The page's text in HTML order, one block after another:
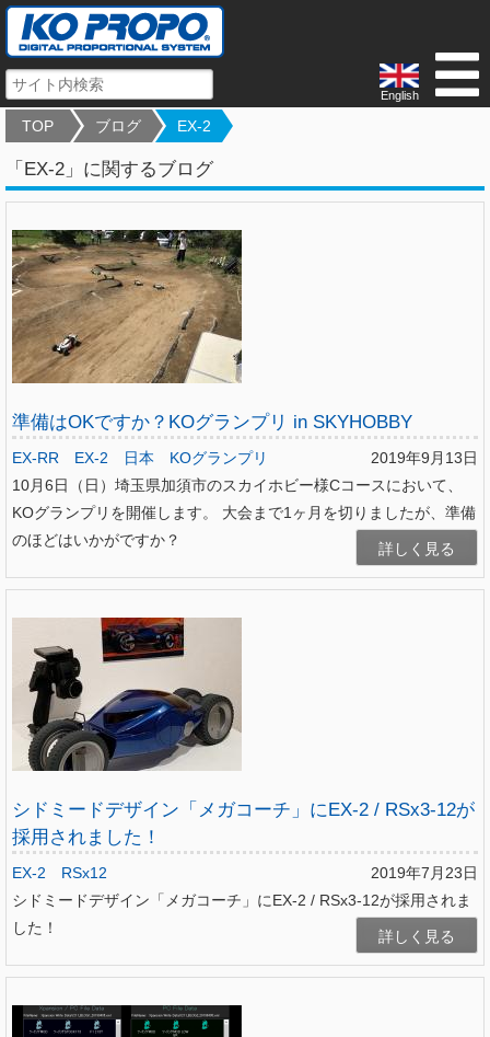
English
TOP ブログ EX-2
「EX-2」に関するブログ
準備はOKですか？KOグランプリ in SKYHOBBY
2019年9月13日
EX-RR EX-2 日本
KOグランプリ
10月6日（日）埼玉県加須市のスカイホビー様Cコースにおいて、
KOグランプリを開催します。 大会まで1ヶ月を切りましたが、準備
のほどはいかがですか？
詳しく見る
シドミードデザイン「メガコーチ」にEX-2 / RSx3-12が
採用されました！
2019年7月23日
EX-2
RSx12
シドミードデザイン「メガコーチ」にEX-2 / RSx3-12が採用されま
した！
詳しく見る